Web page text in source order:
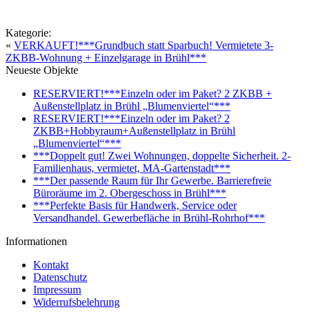
Kategorie:
« VERKAUFT!***Grundbuch statt Sparbuch! Vermietete 3-
ZKBB-Wohnung + Einzelgarage in Brühl***
Neueste Objekte
RESERVIERT!***Einzeln oder im Paket? 2 ZKBB +
Außenstellplatz in Brühl „Blumenviertel“***
RESERVIERT!***Einzeln oder im Paket? 2
ZKBB+Hobbyraum+Außenstellplatz in Brühl
„Blumenviertel“***
***Doppelt gut! Zwei Wohnungen, doppelte Sicherheit. 2-
Familienhaus, vermietet, MA-Gartenstadt***
***Der passende Raum für Ihr Gewerbe. Barrierefreie
Büroräume im 2. Obergeschoss in Brühl***
***Perfekte Basis für Handwerk, Service oder
Versandhandel. Gewerbefläche in Brühl-Rohrhof***
Informationen
Kontakt
Datenschutz
Impressum
Widerrufsbelehrung